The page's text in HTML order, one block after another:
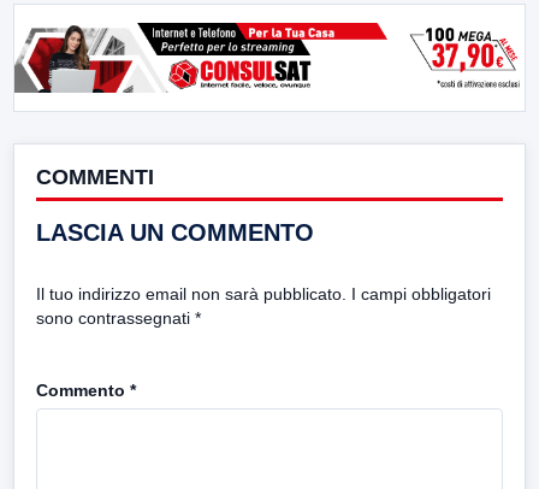
COMMENTI
LASCIA UN COMMENTO
Il tuo indirizzo email non sarà pubblicato. I campi obbligatori
sono contrassegnati *
Commento *